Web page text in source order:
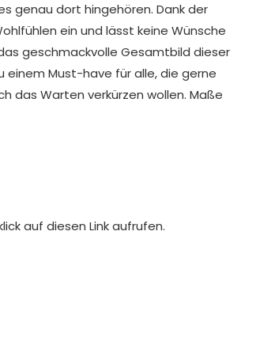
genau dort hingehören. Dank der
ein und lässt keine Wünsche
geschmackvolle Gesamtbild dieser
Must-have für alle, die gerne
das Warten verkürzen wollen. Maße
auf diesen Link aufrufen.